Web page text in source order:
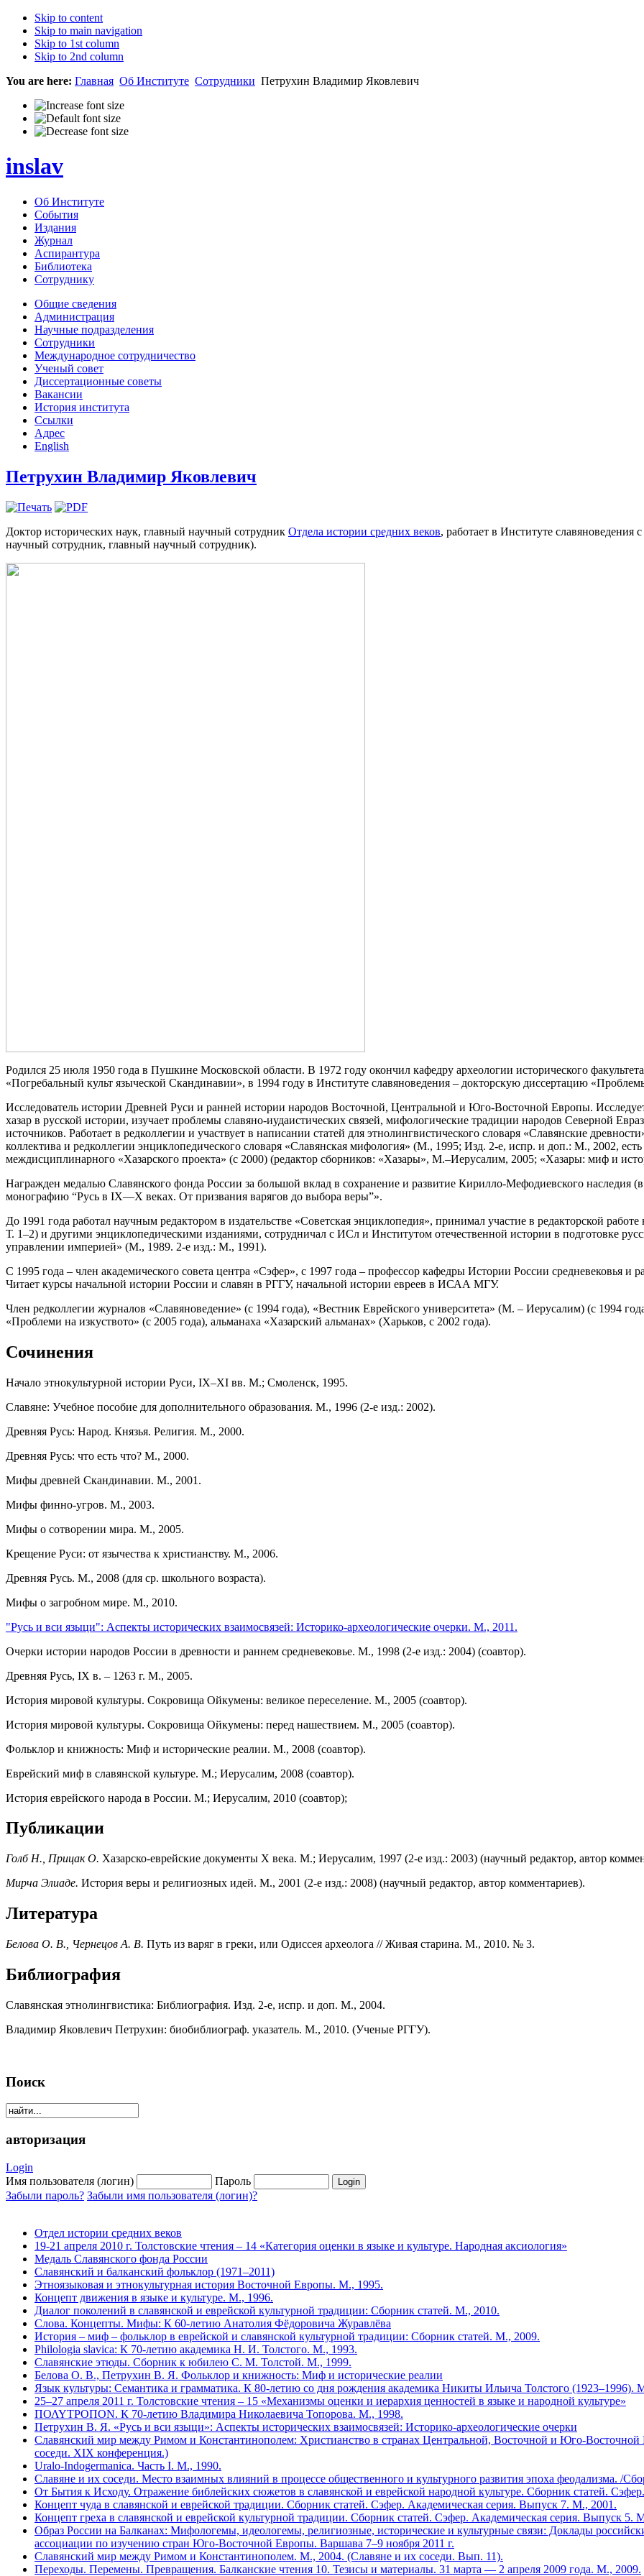
Skip to content
Skip to main navigation
Skip to 1st column
Skip to 2nd column
You are here: Главная Об Институте Сотрудники Петрухин Владимир Яковлевич
inslav
Об Институте
События
Издания
Журнал
Аспирантура
Библиотека
Сотруднику
Общие сведения
Администрация
Научные подразделения
Сотрудники
Международное сотрудничество
Ученый совет
Диссертационные советы
Вакансии
История института
Ссылки
Адрес
English
Петрухин Владимир Яковлевич
Доктор исторических наук, главный научный сотрудник Отдела истории средних веков, работает в Институте
научный сотрудник, главный научный сотрудник).
Родился 25 июля 1950 года в Пушкине Московской области. В 1972 году окончил кафедру археологии исторического
«Погребальный культ языческой Скандинавии», в 1994 году в Институте славяноведения – докторскую диссертацию
Исследователь истории Древней Руси и ранней истории народов Восточной, Центральной и Юго-Восточной Европы.
хазар в русской истории, изучает проблемы славяно-иудаистических связей, мифологические традиции народов Северной
источников. Работает в редколлегии и участвует в написании статей для этнолингвистического словаря «Славянские
коллектива и редколлегии энциклопедического словаря «Славянская мифология» (М., 1995; Изд. 2-е, испр. и доп.: М., 2002,
междисциплинарного «Хазарского проекта» (с 2000) (редактор сборников: «Хазары», М.–Иерусалим, 2005; «Хазары: миф и
Награжден медалью Славянского фонда России за большой вклад в сохранение и развитие Кирилло-Мефодиевского наследия
монографию “Русь в IX—X веках. От призвания варягов до выбора веры”».
До 1991 года работал научным редактором в издательстве «Советская энциклопедия», принимал участие в редакторской
Т. 1–2) и другими энциклопедическими изданиями, сотрудничал с ИСл и Институтом отечественной истории в подготовке
управлении империей» (М., 1989. 2-е изд.: М., 1991).
C 1995 года – член академического совета центра «Сэфер», с 1997 года – профессор кафедры Истории России средневековья
Читает курсы начальной истории России и славян в РГГУ, начальной истории евреев в ИСАА МГУ.
Член редколлегии журналов «Славяноведение» (с 1994 года), «Вестник Еврейского университета» (М. – Иерусалим) (с 1994
«Проблеми на изкуството» (с 2005 года), альманаха «Хазарский альманах» (Харьков, с 2002 года).
Сочинения
Начало этнокультурной истории Руси, IX–XI вв. М.; Смоленск, 1995.
Славяне: Учебное пособие для дополнительного образования. М., 1996 (2-е изд.: 2002).
Древняя Русь: Народ. Князья. Религия. М., 2000.
Древняя Русь: что есть что? М., 2000.
Мифы древней Скандинавии. М., 2001.
Мифы финно-угров. М., 2003.
Мифы о сотворении мира. М., 2005.
Крещение Руси: от язычества к христианству. М., 2006.
Древняя Русь. М., 2008 (для ср. школьного возраста).
Мифы о загробном мире. М., 2010.
"Русь и вси языци": Аспекты исторических взаимосвязей: Историко-археологические очерки. М., 2011.
Очерки истории народов России в древности и раннем средневековье. М., 1998 (2-е изд.: 2004) (соавтор).
Древняя Русь, IX в. – 1263 г. М., 2005.
История мировой культуры. Сокровища Ойкумены: великое переселение. М., 2005 (соавтор).
История мировой культуры. Сокровища Ойкумены: перед нашествием. М., 2005 (соавтор).
Фольклор и книжность: Миф и исторические реалии. М., 2008 (соавтор).
Еврейский миф в славянской культуре. М.; Иерусалим, 2008 (соавтор).
История еврейского народа в России. М.; Иерусалим, 2010 (соавтор);
Публикации
Голб Н., Прицак О. Хазарско-еврейские документы Х века. М.; Иерусалим, 1997 (2-е изд.: 2003) (научный редактор, автор
Мирча Элиаде. История веры и религиозных идей. М., 2001 (2-е изд.: 2008) (научный редактор, автор комментариев).
Литература
Белова О. В., Чернецов А. В. Путь из варяг в греки, или Одиссея археолога // Живая старина. М., 2010. № 3.
Библиография
Славянская этнолингвистика: Библиография. Изд. 2-е, испр. и доп. М., 2004.
Владимир Яковлевич Петрухин: биобиблиограф. указатель. М., 2010. (Ученые РГГУ).
Поиск
авторизация
Login
Имя пользователя (логин)
Пароль
Забыли пароль? Забыли имя пользователя (логин)?
Отдел истории средних веков
19-21 апреля 2010 г. Толстовские чтения – 14 «Категория оценки в языке и культуре. Народная аксиология»
Медаль Славянского фонда России
Славянский и балканский фольклор (1971–2011)
Этноязыковая и этнокультурная история Восточной Европы. М., 1995.
Концепт движения в языке и культуре. М., 1996.
Диалог поколений в славянской и еврейской культурной традиции: Сборник статей. М., 2010.
Слова. Концепты. Мифы: К 60-летию Анатолия Фёдоровича Журавлёва
История – миф – фольклор в еврейской и славянской культурной традиции: Сборник статей. М., 2009.
Philologia slavica: К 70-летию академика Н. И. Толстого. М., 1993.
Славянские этюды. Сборник к юбилею С. М. Толстой. М., 1999.
Белова О. В., Петрухин В. Я. Фольклор и книжность: Миф и исторические реалии
Язык культуры: Семантика и грамматика. К 80-летию со дня рождения академика Никиты Ильича Толстого (1923–1996).
25–27 апреля 2011 г. Толстовские чтения – 15 «Механизмы оценки и иерархия ценностей в языке и народной культуре»
ΠΟΛΥΤΡΟΠΟΝ. К 70-летию Владимира Николаевича Топорова. М., 1998.
Петрухин В. Я. «Русь и вси языци»: Аспекты исторических взаимосвязей: Историко-археологические очерки
Славянский мир между Римом и Константинополем: Христианство в странах Центральной, Восточной и Юго-Восточной
соседи. XIX конференция.)
Uralo-Indogermanica. Часть I. М., 1990.
Славяне и их соседи. Место взаимных влияний в процессе общественного и культурного развития эпоха феодализма. /
От Бытия к Исходу. Отражение библейских сюжетов в славянской и еврейской народной культуре. Сборник статей.
Концепт чуда в славянской и еврейской традиции. Сборник статей. Сэфер. Академическая серия. Выпуск 7. М., 2001.
Концепт греха в славянской и еврейской культурной традиции. Сборник статей. Сэфер. Академическая серия. Выпуск 5.
Образ России на Балканах: Мифологемы, идеологемы, религиозные, исторические и культурные связи: Доклады
ассоциации по изучению стран Юго-Восточной Европы. Варшава 7–9 ноября 2011 г.
Славянский мир между Римом и Константинополем. М., 2004. (Славяне и их соседи. Вып. 11).
Переходы. Перемены. Превращения. Балканские чтения 10. Тезисы и материалы. 31 марта — 2 апреля 2009 года. М., 2009.